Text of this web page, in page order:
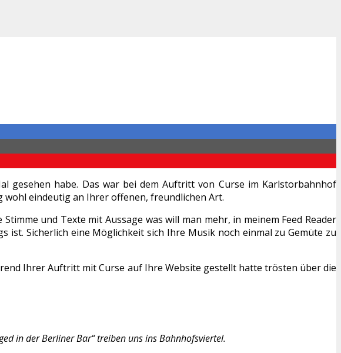
gesehen habe. Das war bei dem Auftritt von Curse im Karlstorbahnhof
wohl eindeutig an Ihrer offenen, freundlichen Art.
und Texte mit Aussage was will man mehr, in meinem Feed Reader
ist. Sicherlich eine Möglichkeit sich Ihre Musik noch einmal zu Gemüte zu
Ihrer Auftritt mit Curse auf Ihre Website gestellt hatte trösten über die
in der Berliner Bar“ treiben uns ins Bahnhofsviertel.